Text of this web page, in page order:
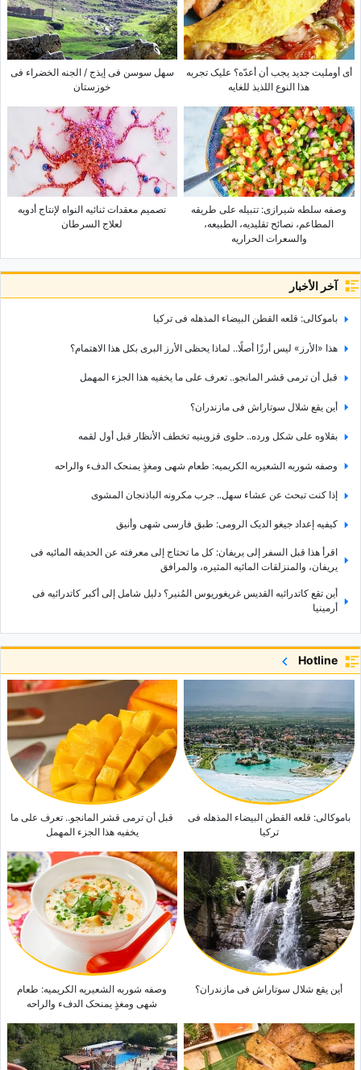
أی أوملیت جدید یجب أن أعدّه؟ علیک تجربه
هذا النوع اللذیذ للغایه
سهل سوسن فی إیذج / الجنه الخضراء فی
خوزستان
وصفه سلطه شیرازی: تتبیله على طریقه
المطاعم، نصائح تقلیدیه، الطبیعه،
والسعرات الحراریه
تصمیم معقدات ثنائیه النواه لإنتاج أدویه
لعلاج السرطان
آخر الأخبار
باموکالی: قلعه القطن البیضاء المذهله فی ترکیا
هذا «الأرز» لیس أرزًا أصلًا.. لماذا یحظى الأرز البری بکل هذا الاهتمام؟
قبل أن ترمی قشر المانجو.. تعرف على ما یخفیه هذا الجزء المهمل
أین یقع شلال سوتاراش فی مازندران؟
بقلاوه على شکل ورده.. حلوى قزوینیه تخطف الأنظار قبل أول لقمه
وصفه شوربه الشعیریه الکریمیه: طعام شهی ومغذٍ یمنحک الدفء والراحه
إذا کنت تبحث عن عشاء سهل.. جرب مکرونه الباذنجان المشوی
کیفیه إعداد جیغو الدیک الرومی: طبق فارسی شهی وأنیق
اقرأ هذا قبل السفر إلى یریفان: کل ما تحتاج إلى معرفته عن الحدیقه المائیه فی
یریفان، والمنزلقات المائیه المثیره، والمرافق
أین تقع کاتدرائیه القدیس غریغوریوس المُنیر؟ دلیل شامل إلى أکبر کاتدرائیه فی
أرمینیا
لماذا تُعدّ حدیقه باتومی النباتیه واحدهً من أجمل المعالم السیاحیه فی جورجیا؟ کل ما
تحتاج إلى معرفته قبل زیارتها
أین تقع حدیقه یریفان النباتیه؟ دلیل شامل إلى واحده من أجمل المعالم الطبیعیه فی
أرمینیا، بما فی ذلک الاتجاهات والمرافق وأفضل وقت للزیاره
تم الکشف عن أکثر امرأه جاذبیه فی العالم
التزاوج المتواصل قد یکون سببًا فی موت حیوانات الکوول فی سن مبکره
السعودیه وترکیا وباکستان تشکّل تحالفًا جدیدًا: هل ینبغی لإیران أن تشعر بالقلق إزاء
هذا الاتفاق المثیر للجدل؟
Hotline
باموکالی: قلعه القطن البیضاء المذهله فی
ترکیا
قبل أن ترمی قشر المانجو.. تعرف على ما
یخفیه هذا الجزء المهمل
أین یقع شلال سوتاراش فی مازندران؟
وصفه شوربه الشعیریه الکریمیه: طعام
شهی ومغذٍ یمنحک الدفء والراحه